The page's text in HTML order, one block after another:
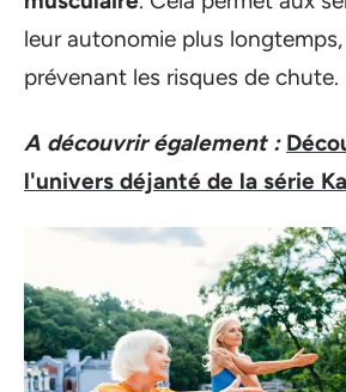
leur autonomie plus
prévenant les risques de chute.
A découvrir également :
l'univers déjanté de la série